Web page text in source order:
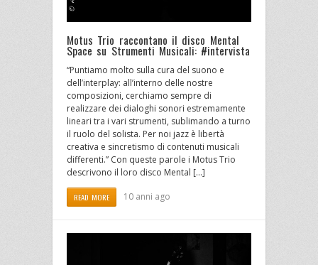
Motus Trio raccontano il disco Mental
Space su Strumenti Musicali: #intervista
“Puntiamo molto sulla cura del suono e
dell’interplay: all’interno delle nostre
composizioni, cerchiamo sempre di
realizzare dei dialoghi sonori estremamente
lineari tra i vari strumenti, sublimando a turno
il ruolo del solista. Per noi jazz è libertà
creativa e sincretismo di contenuti musicali
differenti.” Con queste parole i Motus Trio
descrivono il loro disco Mental […]
READ MORE 10 anni ago